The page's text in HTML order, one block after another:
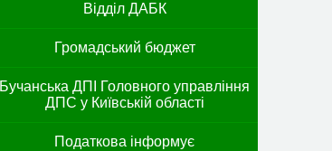
Відділ ДАБК
Громадський бюджет
Бучанська ДПІ Головного управління
ДПС у Київській області
Податкова інформує